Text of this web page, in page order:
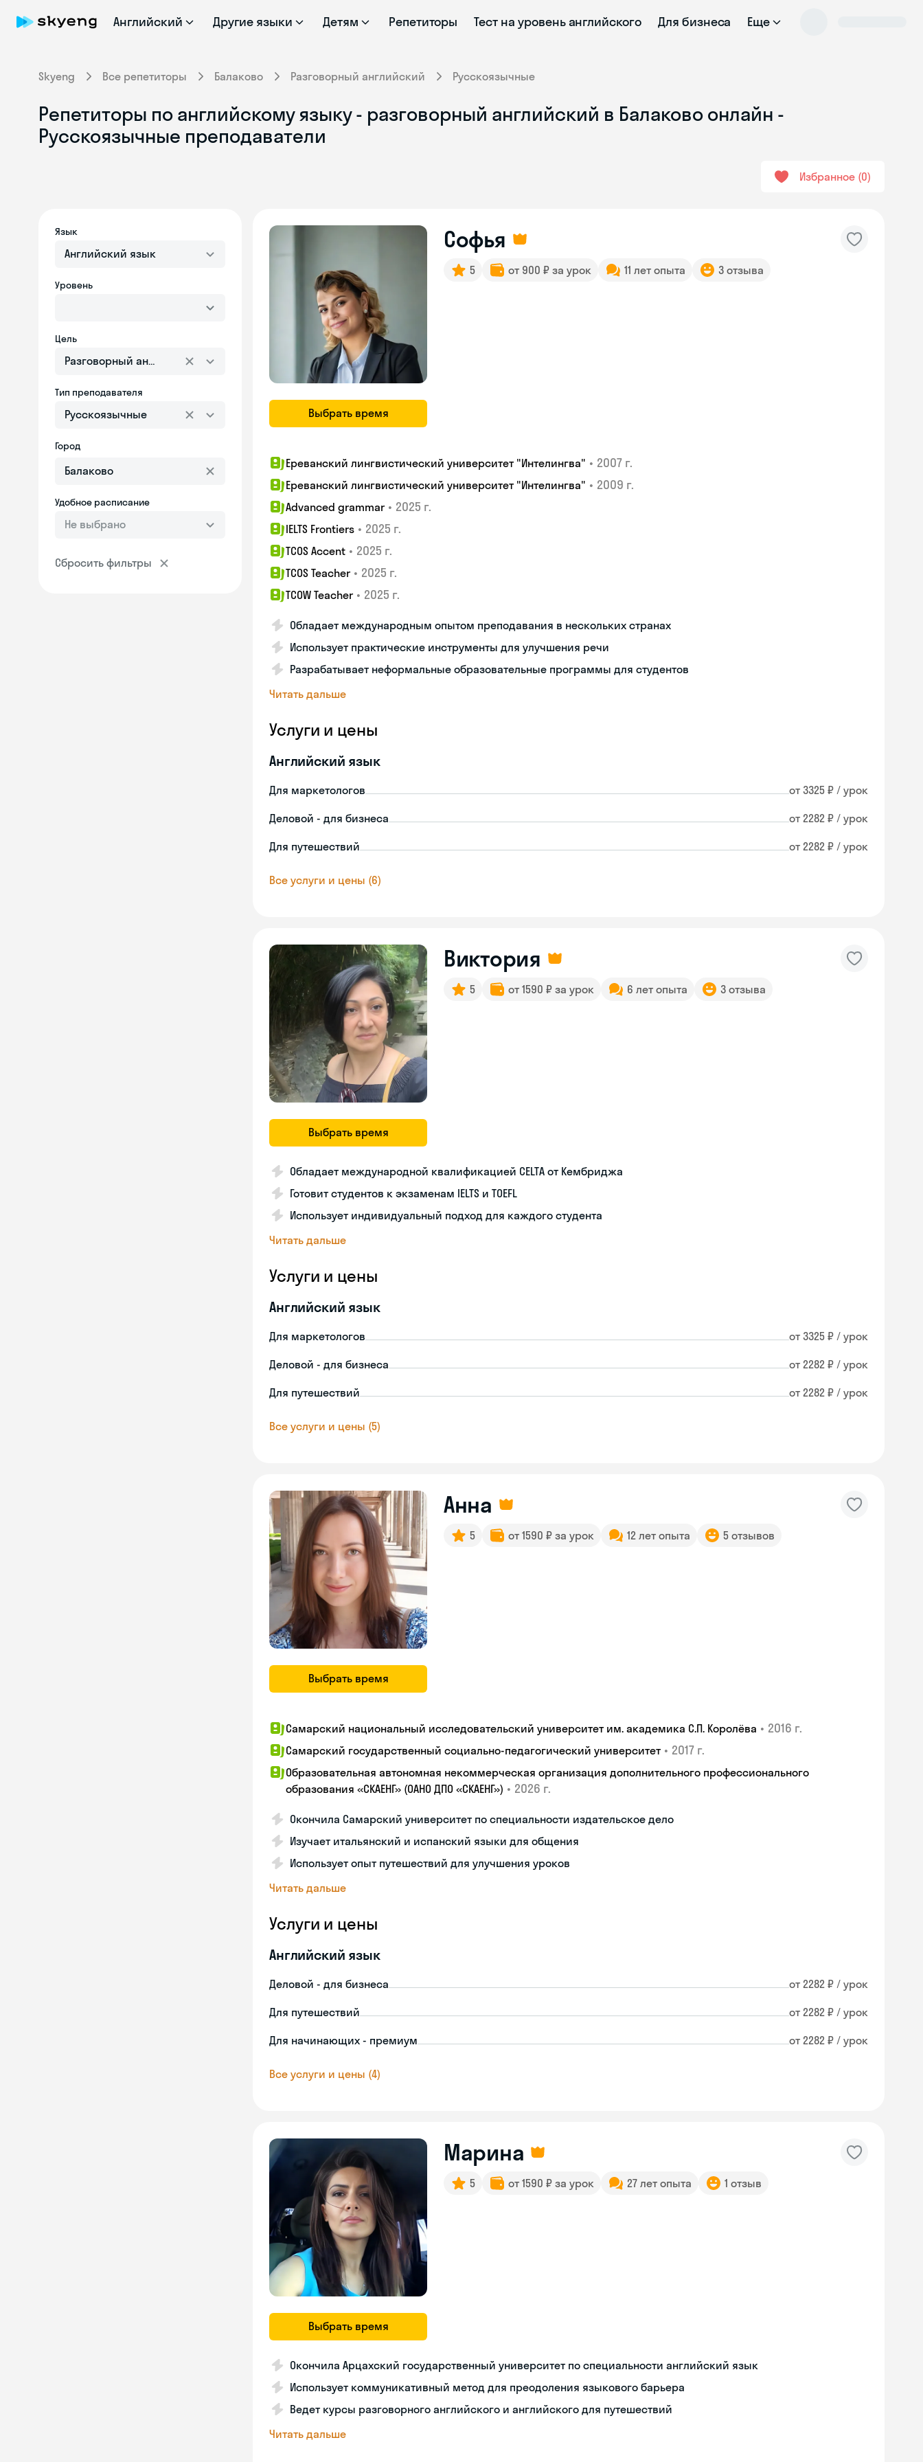
Английский Другие языки Детям Репетиторы Тест на уровень английского Для бизнеса Еще
Skyeng Все репетиторы Балаково Разговорный английский Русскоязычные
Репетиторы по английскому языку - разговорный английский в Балаково онлайн -
Русскоязычные преподаватели
Избранное 0
Язык
Английский язык
Уровень
Цель
Разговорный английский
Тип преподавателя
Русскоязычные
Город
Удобное расписание
Не выбрано
Сбросить фильтры
Выбрать время
Софья
5 от 900 ₽ за урок 11 лет опыта 3 отзыва
Ереванский лингвистический университет "Интелингва" • 2007 г.
Ереванский лингвистический университет "Интелингва" • 2009 г.
Advanced grammar • 2025 г.
IELTS Frontiers • 2025 г.
TCOS Accent • 2025 г.
TCOS Teacher • 2025 г.
TCOW Teacher • 2025 г.
Обладает международным опытом преподавания в нескольких странах
Использует практические инструменты для улучшения речи
Разрабатывает неформальные образовательные программы для студентов
Читать дальше
Услуги и цены
Английский язык
Для маркетологов от 3325 ₽ / урок
Деловой - для бизнеса от 2282 ₽ / урок
Для путешествий от 2282 ₽ / урок
Все услуги и цены (6)
Выбрать время
Виктория
5 от 1590 ₽ за урок 6 лет опыта 3 отзыва
Обладает международной квалификацией CELTA от Кембриджа
Готовит студентов к экзаменам IELTS и TOEFL
Использует индивидуальный подход для каждого студента
Читать дальше
Услуги и цены
Английский язык
Для маркетологов от 3325 ₽ / урок
Деловой - для бизнеса от 2282 ₽ / урок
Для путешествий от 2282 ₽ / урок
Все услуги и цены (5)
Выбрать время
Анна
5 от 1590 ₽ за урок 12 лет опыта 5 отзывов
Самарский национальный исследовательский университет им. академика С.П. Королёва • 2016 г.
Самарский государственный социально-педагогический университет • 2017 г.
Образовательная автономная некоммерческая организация дополнительного профессионального
образования «СКАЕНГ» (ОАНО ДПО «СКАЕНГ») • 2026 г.
Окончила Самарский университет по специальности издательское дело
Изучает итальянский и испанский языки для общения
Использует опыт путешествий для улучшения уроков
Читать дальше
Услуги и цены
Английский язык
Деловой - для бизнеса от 2282 ₽ / урок
Для путешествий от 2282 ₽ / урок
Для начинающих - премиум от 2282 ₽ / урок
Все услуги и цены (4)
Выбрать время
Марина
5 от 1590 ₽ за урок 27 лет опыта 1 отзыв
Окончила Арцахский государственный университет по специальности английский язык
Использует коммуникативный метод для преодоления языкового барьера
Ведет курсы разговорного английского и английского для путешествий
Читать дальше